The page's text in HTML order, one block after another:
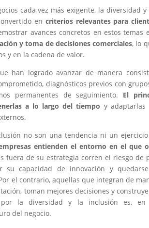
cada vez más exigente, la diversidad y
en criterios relevantes para
avances concretos en estos temas
y toma de decisiones comerciales, lo
y en la cadena de valor.
han logrado avanzar de manera
diagnósticos previos con
permanentes de seguimiento. El
a lo largo del tiempo y adaptarlas
no son una tendencia ni un
entienden el entorno en el que
fuera de su estrategia corren el riesgo de
su capacidad de innovación y
el contrario, aquellas que integran de
toman mejores decisiones y
por la diversidad y la inclusión es, en
del negocio.